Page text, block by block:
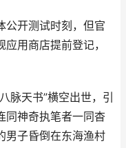
公开测试时刻，但官
用商店提前登记，
天书”横空出世，引
同神奇执笔者一同杳
男子昏倒在东海渔村